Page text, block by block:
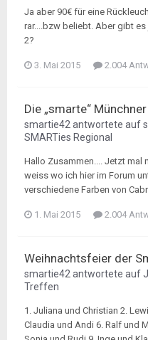
Ja aber 90€ für eine
rar....bzw beliebt. Aber gibt
2?
3. Mai 2015 2.004
Die „smarte“
smartie42 antwortete auf
SMARTies Regional
Hallo Zusammen.... Jetzt mal
weiss wo ich hier im Forum
verschiedene Farben von
1. Mai 2015 2.004
Weihnachtsfeier der
smartie42 antwortete auf
Treffen
1. Juliana und Christian 2.
Claudia und Andi 6. Ralf und